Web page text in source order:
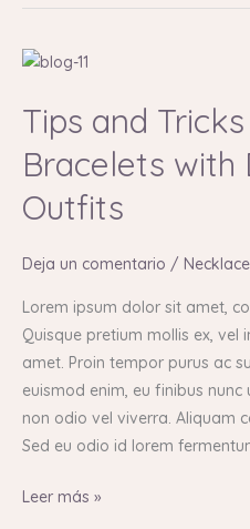
Tips and
Bracelets with
Outfits
Deja un comentario /
Lorem ipsum dolor sit amet,
Quisque pretium mollis ex, vel
amet. Proin tempor purus ac
euismod enim, eu finibus
non odio vel viverra. Aliquam
Sed eu odio id lorem
Tips
Tricks
Wear
Bracelets
with
Different
Leer más »